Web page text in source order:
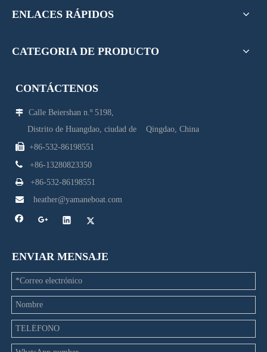
ENLACES RÁPIDOS
CATEGORIA DE PRODUCTO
CONTÁCTENOS
 Calle Beiershan n.º 5198,
Distrito de Huangdao, ciudad de Qingdao, China
 +86-532-86198551

+86-13280823350
 +86-532-86198551
 heather@yamaneboat.com
ENVIAR MENSAJE